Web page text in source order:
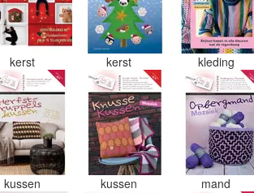
kerst kerst kleding
kussen kussen mand